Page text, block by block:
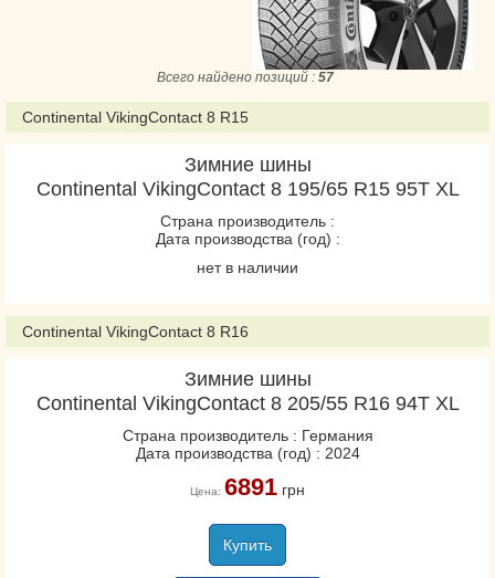
ContiWinterContact TS
ContiWinterContact TS
850 P SUV
IceContact 2
IceContact 2 SUV
IceContact 3
VanContact Winter
VancoWinter 2
VikingContact 7
VikingContact 8
WinterContact TS 860
WinterContact TS 870
WinterContact TS 870P
Всего найдено позиций : 57
Continental VikingContact 8 R15
Зимние шины
Continental VikingContact 8 195/65 R15 95T XL
Страна производитель :
Дата производства (год) :
нет в наличии
Continental VikingContact 8 R16
Зимние шины
Continental VikingContact 8 205/55 R16 94T XL
Страна производитель : Германия
Дата производства (год) : 2024
Цена: 6891грн
Купить